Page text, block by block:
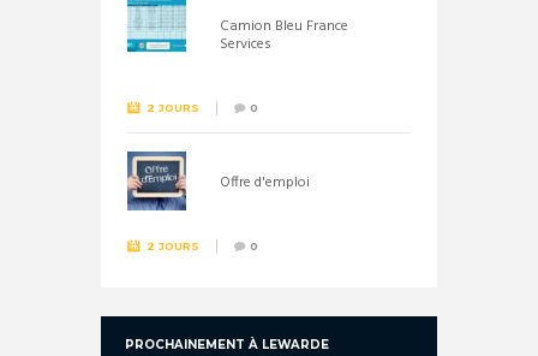
Camion Bleu France
Services
2 JOURS 0
Offre d'emploi
2 JOURS 0
PROCHAINEMENT À LEWARDE